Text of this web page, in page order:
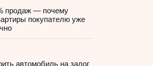
продаж — почему
покупателю уже
автомобиль на залог